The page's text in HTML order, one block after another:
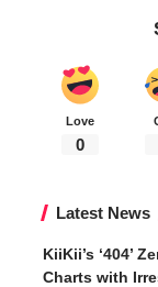
Love
0
Latest News
KiiKii’s ‘404’
Charts with